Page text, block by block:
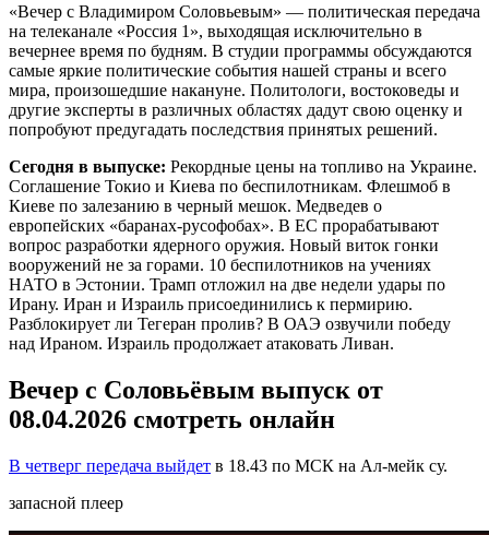
«Вечер с Владимиром Соловьевым» — политическая передача
на телеканале «Россия 1», выходящая исключительно в
вечернее время по будням. В студии программы обсуждаются
самые яркие политические события нашей страны и всего
мира, произошедшие накануне. Политологи, востоковеды и
другие эксперты в различных областях дадут свою оценку и
попробуют предугадать последствия принятых решений.
Сегодня в выпуске: Рекордные цены на топливо на Украине.
Соглашение Токио и Киева по беспилотникам. Флешмоб в
Киеве по залезанию в черный мешок. Медведев о
европейских «баранах-русофобах». В ЕС прорабатывают
вопрос разработки ядерного оружия. Новый виток гонки
вооружений не за горами. 10 беспилотников на учениях
НАТО в Эстонии. Трамп отложил на две недели удары по
Ирану. Иран и Израиль присоединились к пермирию.
Разблокирует ли Тегеран пролив? В ОАЭ озвучили победу
над Ираном. Израиль продолжает атаковать Ливан.
Вечер с Соловьёвым выпуск от
08.04.2026 смотреть онлайн
В четверг передача выйдет в 18.43 по МСК на Ал-мейк су.
запасной плеер